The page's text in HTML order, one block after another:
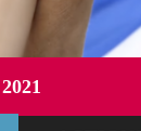
2021